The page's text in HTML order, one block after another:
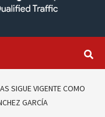
SIGUE VIGENTE COMO
GARCÍA